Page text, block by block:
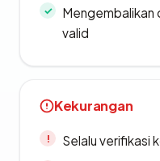
Mengembalikan
valid
Kekurangan
Selalu verifikasi